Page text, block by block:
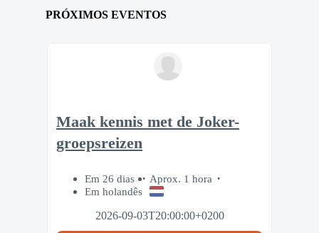
PRÓXIMOS EVENTOS
Maak kennis met de Joker-
groepsreizen
Em 26 dias
Aprox. 1 hora
Em holandês
2026-09-03T20:00:00+0200